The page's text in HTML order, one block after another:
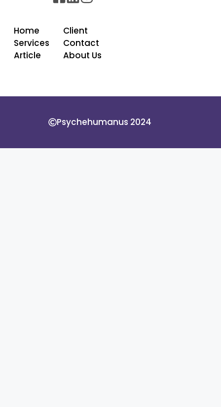
Home
Services
Article
Client
Contact
About Us
Psychehumanus 2024